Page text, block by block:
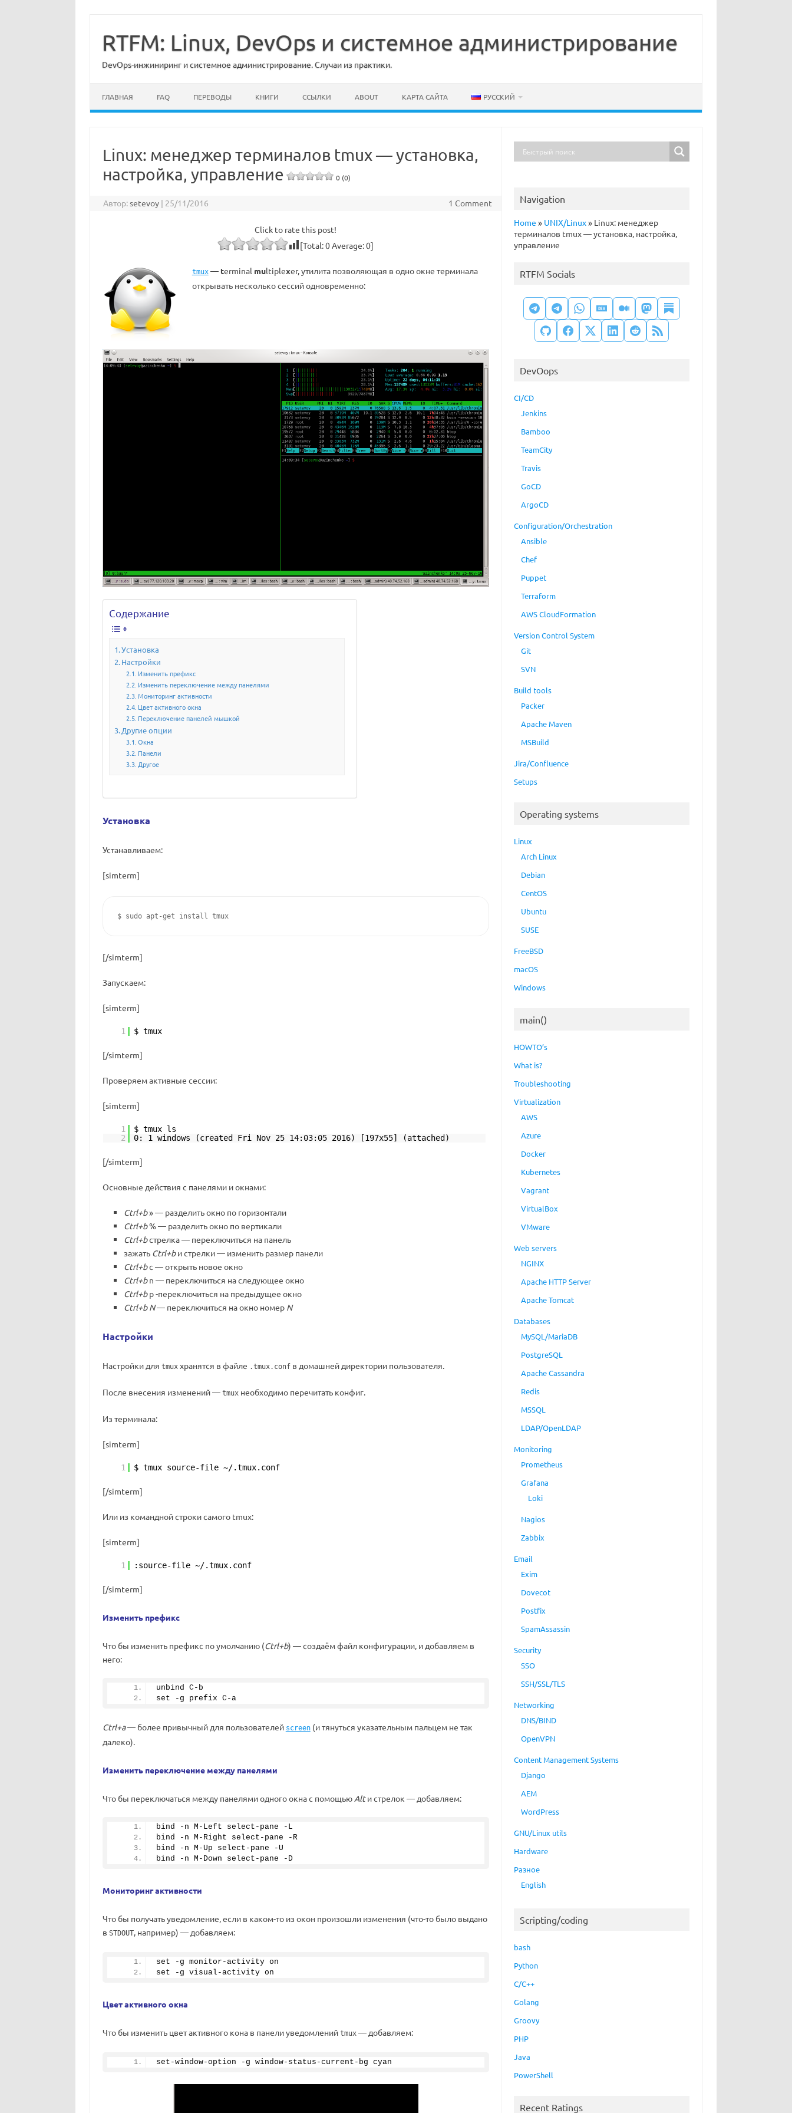
содержимому
RTFM: Linux, DevOps и системное администрирование
DevOps-инжиниринг и системное администрирование. Случаи из практики.
ГЛАВНАЯ FAQ ПЕРЕВОДЫ КНИГИ ССЫЛКИ ABOUT КАРТА САЙТА РУССКИЙ
Linux: менеджер терминалов tmux — установка,
настройка, управление
0 (0)
Автор:setevoy | 25/11/2016 1 Comment
Click to rate this post!
[Total:0Average:0]
tmux— terminal multiplexer, утилита позволяющая в одно окне терминала
открывать несколько сессий одновременно:
Содержание
Установка
Настройки
Изменить префикс
Изменить переключение между панелями
Мониторинг активности
Цвет активного окна
Переключение панелей мышкой
Другие опции
Окна
Панели
Другое
Установка
Устанавливаем:
[simterm]
$ sudo apt-get install tmux
[/simterm]
Запускаем:
[simterm]
1 $ tmux
[/simterm]
Проверяем активные сессии:
[simterm]
1
$ tmux ls
2
0: 1 windows (created Fri Nov 25 14:03:05 2016) [197x55] (attached)
[/simterm]
Основные действия с панелями и окнами:
Ctrl+b» — разделить окно по горизонтали
Ctrl+b% — разделить окно по вертикали
Ctrl+bстрелка — переключиться на панель
зажать Ctrl+bи стрелки — изменить размер панели
Ctrl+bc — открыть новое окно
Ctrl+bn — переключиться на следующее окно
Ctrl+bp -переключиться на предыдущее окно
Ctrl+b N— переключиться на окно номер N
Настройки
Настройки для tmuxхранятся в файле .tmux.confв домашней директории пользователя.
После внесения изменений — tmuxнеобходимо перечитать конфиг.
Из терминала:
[simterm]
1 $ tmux source-file ~/.tmux.conf
[/simterm]
Или из командной строки самого tmux:
[simterm]
1 :source-file ~/.tmux.conf
[/simterm]
Изменить префикс
Что бы изменить префикс по умолчанию (Ctrl+b) — создаём файл конфигурации, и добавляем в
него:
unbind C-b
set -g prefix C-a
Ctrl+a— более привычный для пользователей screen(и тянуться указательным пальцем не так
далеко).
Изменить переключение между панелями
Что бы переключаться между панелями одного окна с помощью Altи стрелок — добавляем:
bind -n M-Left select-pane -L
bind -n M-Right select-pane -R
bind -n M-Up select-pane -U
bind -n M-Down select-pane -D
Мониторинг активности
Что бы получать уведомление, если в каком-то из окон произошли изменения (что-то было выдано
в STDOUT, например) — добавляем:
set -g monitor-activity on
set -g visual-activity on
Цвет активного окна
Что бы изменить цвет активного кона в панели уведомлений tmux— добавляем:
set-window-option -g window-status-current-bg cyan
Navigation
Home » UNIX/Linux» Linux: менеджер
терминалов tmux — установка, настройка,
управление
RTFM Socials
DevOops
CI/CD
Jenkins
Bamboo
TeamCity
Travis
GoCD
ArgoCD
Configuration/Orchestration
Ansible
Chef
Puppet
Terraform
AWS CloudFormation
Version Control System
Git
SVN
Build tools
Packer
Apache Maven
MSBuild
Jira/Confluence
Setups
Operating systems
Linux
Arch Linux
Debian
CentOS
Ubuntu
SUSE
FreeBSD
macOS
Windows
main()
HOWTO’s
What is?
Troubleshooting
Virtualization
AWS
Azure
Docker
Kubernetes
Vagrant
VirtualBox
VMware
Web servers
NGINX
Apache HTTP Server
Apache Tomcat
Databases
MySQL/MariaDB
PostgreSQL
Apache Cassandra
Redis
MSSQL
LDAP/OpenLDAP
Monitoring
Prometheus
Grafana
Loki
Nagios
Zabbix
Email
Exim
Dovecot
Postfix
SpamAssassin
Security
SSO
SSH/SSL/TLS
Networking
DNS/BIND
OpenVPN
Content Management Systems
Django
AEM
WordPress
GNU/Linux utils
Hardware
Разное
English
Scripting/coding
bash
Python
C/C++
Golang
Groovy
PHP
Java
PowerShell
Recent Ratings